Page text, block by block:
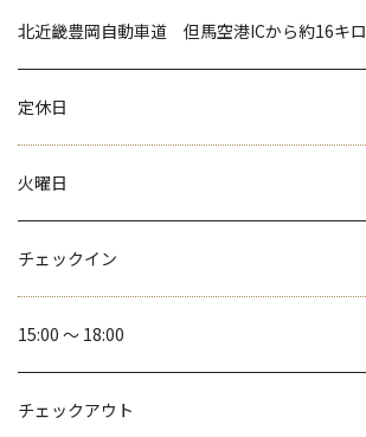
北近畿豊岡自動車道 但馬空港ICから約16キロ
定休日
火曜日
チェックイン
15:00 ～ 18:00
チェックアウト